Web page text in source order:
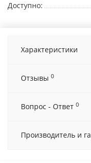
Доступно:
Характеристики
Отзывы 0
Вопрос - Ответ 0
Производитель и